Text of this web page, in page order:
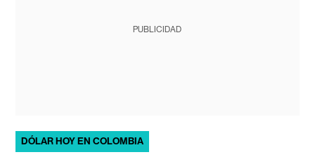
PUBLICIDAD
DÓLAR HOY EN COLOMBIA